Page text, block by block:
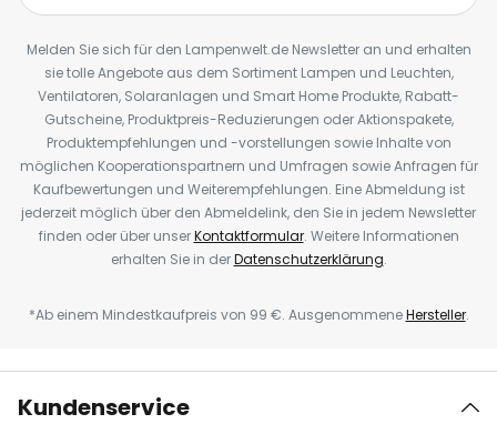
Melden Sie sich für den Lampenwelt.de Newsletter an und erhalten
sie tolle Angebote aus dem Sortiment Lampen und Leuchten,
Ventilatoren, Solaranlagen und Smart Home Produkte, Rabatt-
Gutscheine, Produktpreis-Reduzierungen oder Aktionspakete,
Produktempfehlungen und -vorstellungen sowie Inhalte von
möglichen Kooperationspartnern und Umfragen sowie Anfragen für
Kaufbewertungen und Weiterempfehlungen. Eine Abmeldung ist
jederzeit möglich über den Abmeldelink, den Sie in jedem Newsletter
finden oder über unserKontaktformular. Weitere Informationen
erhalten Sie in derDatenschutzerklärung.
*Ab einem Mindestkaufpreis von 99 €. AusgenommeneHersteller.
Kundenservice